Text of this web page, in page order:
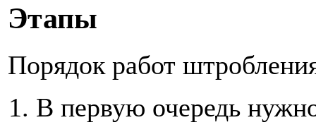
Этапы
Порядок работ
В первую очередь